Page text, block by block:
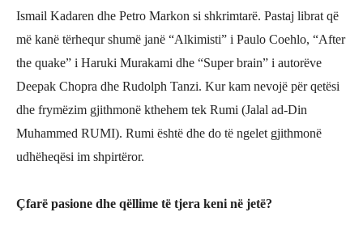
Ismail Kadaren dhe Petro Markon si shkrimtarë. Pastaj librat që
më kanë tërhequr shumë janë “Alkimisti” i Paulo Coehlo, “After
the quake” i Haruki Murakami dhe “Super brain” i autorëve
Deepak Chopra dhe Rudolph Tanzi. Kur kam nevojë për qetësi
dhe frymëzim gjithmonë kthehem tek Rumi (Jalal ad-Din
Muhammed RUMI). Rumi është dhe do të ngelet gjithmonë
udhëheqësi im shpirtëror.
Çfarë pasione dhe qëllime të tjera keni në jetë?